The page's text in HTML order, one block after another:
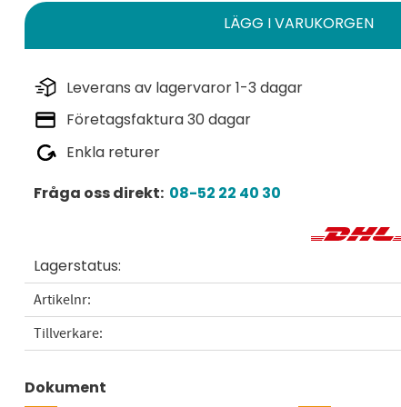
Leverans av lagervaror 1-3 dagar
Företagsfaktura 30 dagar
Enkla returer
Fråga oss direkt: 08-52 22 40 30
Lagerstatus
Artikelnr
Tillverkare
Dokument